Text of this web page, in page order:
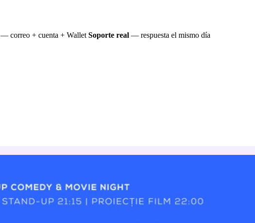
— correo + cuenta + Wallet Soporte real — respuesta el mismo día